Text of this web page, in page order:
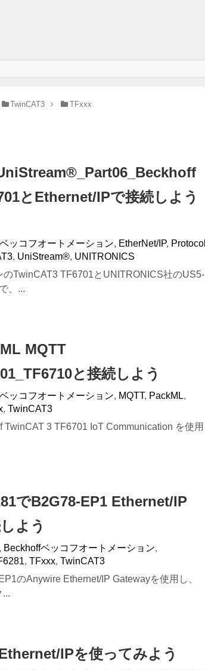
TwinCAT3 TFxxx
とEthernet/IPで接続しよう
ッコフオートメーション, EtherNet/IP, Protocol
, UniStream®, UNITRONICS
のTwinCAT3 TF6701とUNITRONICS社のUS5-
、...
MQTT
と接続しよう
ッコフオートメーション, MQTT, PackML,
, TwinCAT3
TwinCAT 3 TF6701 IoT Communication を使用
でB2G78-EP1 Ethernet/IP
よう
Beckhoffベッコフオートメーション,
, TFxxx, TwinCAT3
のAnywire Ethernet/IP Gatewayを使用し、
...
IPを使ってみよう